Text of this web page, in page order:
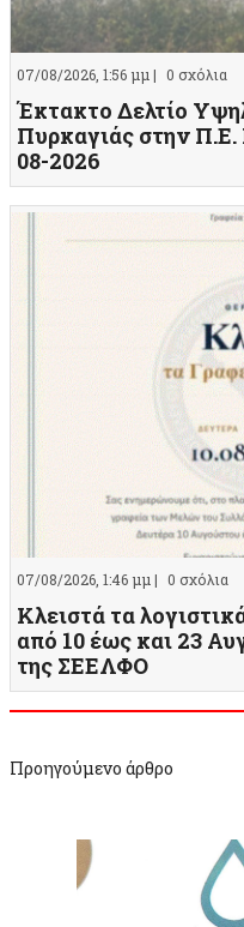
07/08/2026, 1:56 μμ | 0 σχόλια
Έκτακτο Δελτίο
Πυρκαγιάς στην Π.Ε.
08-2026
07/08/2026, 1:46 μμ | 0 σχόλια
Κλειστά τα
από 10 έως και 23
της ΣΕΕΛΦΟ
Προηγούμενο άρθρο